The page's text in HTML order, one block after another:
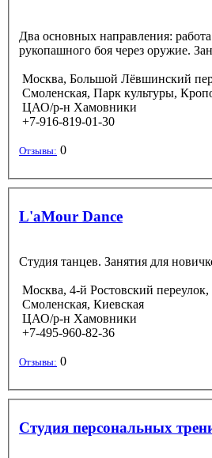
Два основных направления:
рукопашного боя через оружие.
Москва, Большой Лёвшинский
Смоленская, Парк культуры,
ЦАО/р-н Хамовники
+7-916-819-01-30
Отзывы: 0
L'aMour Dance
Студия танцев. Занятия для
Москва, 4-й Ростовский переулок,
Смоленская, Киевская
ЦАО/р-н Хамовники
+7-495-960-82-36
Отзывы: 0
Студия персональных